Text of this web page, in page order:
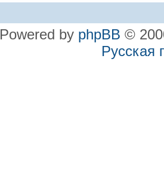
Powered by phpBB ©
Русская